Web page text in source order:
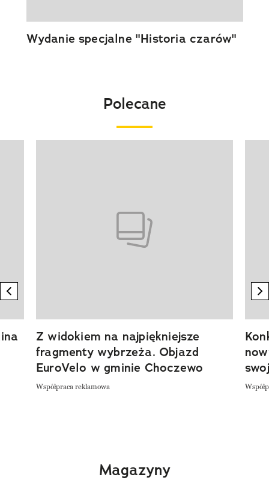
Wydanie specjalne "Historia czarów"
Polecane
previous element
Z widokiem na najpiękniejsze
fragmenty wybrzeża. Objazd
EuroVelo w gminie Choczewo
Współpraca reklamowa
Magazyny